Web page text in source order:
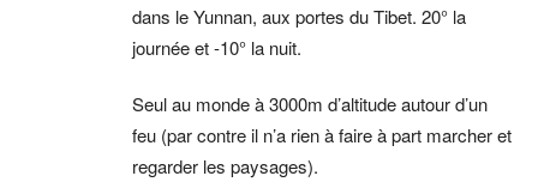
dans le Yunnan, aux portes du Tibet. 20° la
journée et -10° la nuit.
Seul au monde à 3000m d’altitude autour d’un
feu (par contre il n’a rien à faire à part marcher et
regarder les paysages).